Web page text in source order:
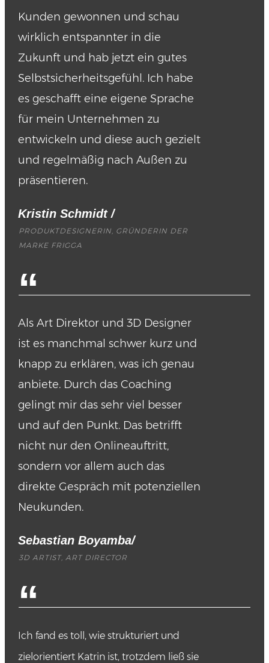
Kunden gewonnen und schau
wirklich entspannter in die
Zukunft und hab jetzt ein gutes
Selbstsicherheitsgefühl. Ich habe
es geschafft eine eigene Sprache
für mein Unternehmen zu
entwickeln und diese auch gezielt
und regelmäßig nach Außen zu
präsentieren.
Kristin Schmidt /
PRODUKTDESIGNERIN, GRÜNDERIN DER
MARKE FRIGGA
“
Als Art Direktor und 3D Designer
ist es manchmal schwer kurz und
knapp zu erklären, was ich genau
anbiete. Durch das Coaching
gelingt mir das sehr viel besser
und auf den Punkt. Das betrifft
nicht nur den Onlineauftritt,
sondern vor allem auch das
direkte Gespräch mit potenziellen
Neukunden.
Sebastian Boyamba/
3D ARTIST, ART DIRECTOR
“
Ich fand es toll, wie strukturiert und
zielorientiert Katrin ist, trotzdem ließ sie